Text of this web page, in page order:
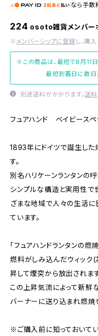
なら 手数
224 osoto雑貨メンバー
※ メンバーシップに登録 し、購
※この商品は、最短で8月11日
最短到着日に数日
別途送料がかかります。送料
フュアハンド ベイビース
1893年にドイツで誕生した
す。
別名ハリケーンランタンの
シンプルな構造と実用性
ざまな地域で人々の生活に
ています。
「フュアハンドランタンの燃
燃料がしみ込んだウィック
昇して煙突から放出されます
この上昇気流によって新鮮
バーナーに送り込まれ燃焼
※ご購入前に知っておいて